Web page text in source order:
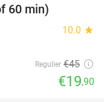
60 min)
10.0 star
Regulier €45
€19,90